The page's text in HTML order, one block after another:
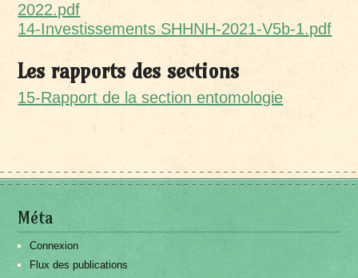
2022.pdf
14-Investissements SHHNH-2021-V5b-1.pdf
Les rapports des sections
15-Rapport de la section entomologie
Méta
Connexion
Flux des publications